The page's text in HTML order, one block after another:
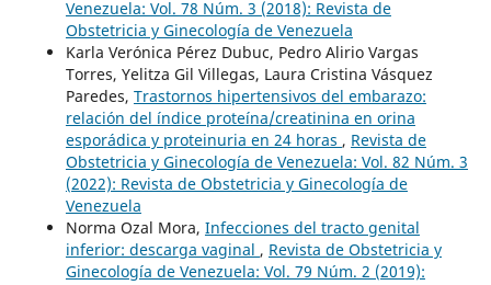
Venezuela: Vol. 78 Núm. 3 (2018): Revista de
Obstetricia y Ginecología de Venezuela
Karla Verónica Pérez Dubuc, Pedro Alirio Vargas
Torres, Yelitza Gil Villegas, Laura Cristina Vásquez
Paredes, Trastornos hipertensivos del embarazo:
relación del índice proteína/creatinina en orina
esporádica y proteinuria en 24 horas , Revista de
Obstetricia y Ginecología de Venezuela: Vol. 82 Núm. 3
(2022): Revista de Obstetricia y Ginecología de
Venezuela
Norma Ozal Mora, Infecciones del tracto genital
inferior: descarga vaginal , Revista de Obstetricia y
Ginecología de Venezuela: Vol. 79 Núm. 2 (2019):